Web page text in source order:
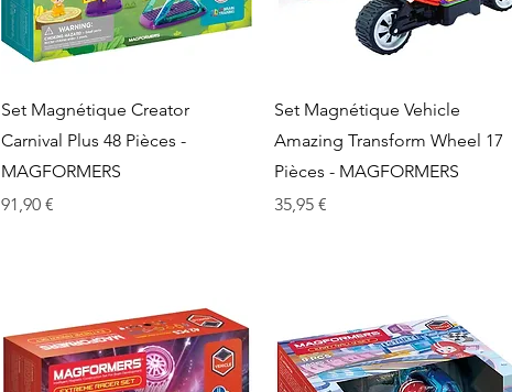
Aperçu rapide
Set Magnétique Creator
Carnival Plus 48 Pièces -
MAGFORMERS
Prix
91,90 €
Aperçu rapide
Set Magnétique Vehicle
Amazing Transform Wheel 17
Pièces - MAGFORMERS
Prix
35,95 €